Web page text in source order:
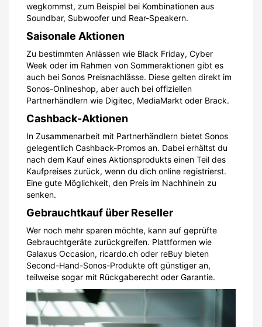
wegkommst, zum Beispiel bei Kombinationen aus
Soundbar, Subwoofer und Rear-Speakern.
Saisonale Aktionen
Zu bestimmten Anlässen wie Black Friday, Cyber
Week oder im Rahmen von Sommeraktionen gibt es
auch bei Sonos Preisnachlässe. Diese gelten direkt im
Sonos-Onlineshop, aber auch bei offiziellen
Partnerhändlern wie Digitec, MediaMarkt oder Brack.
Cashback-Aktionen
In Zusammenarbeit mit Partnerhändlern bietet Sonos
gelegentlich Cashback-Promos an. Dabei erhältst du
nach dem Kauf eines Aktionsprodukts einen Teil des
Kaufpreises zurück, wenn du dich online registrierst.
Eine gute Möglichkeit, den Preis im Nachhinein zu
senken.
Gebrauchtkauf über Reseller
Wer noch mehr sparen möchte, kann auf geprüfte
Gebrauchtgeräte zurückgreifen. Plattformen wie
Galaxus Occasion, ricardo.ch oder reBuy bieten
Second-Hand-Sonos-Produkte oft günstiger an,
teilweise sogar mit Rückgaberecht oder Garantie.